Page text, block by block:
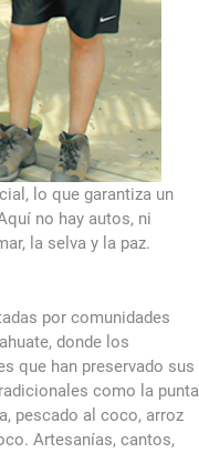
lo que garantiza un
no hay autos, ni
la selva y la paz.
por comunidades
donde los
que han preservado sus
como la punta
pescado al coco, arroz
Artesanías, cantos,